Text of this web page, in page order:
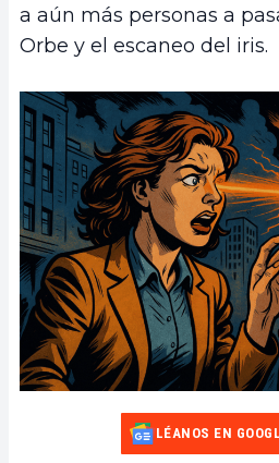
a aún más personas a
Orbe y el escaneo del iris.
LÉANOS EN